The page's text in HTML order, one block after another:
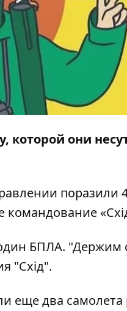
которой они
поразили
командование
БПЛА.
"Схід".
еще два